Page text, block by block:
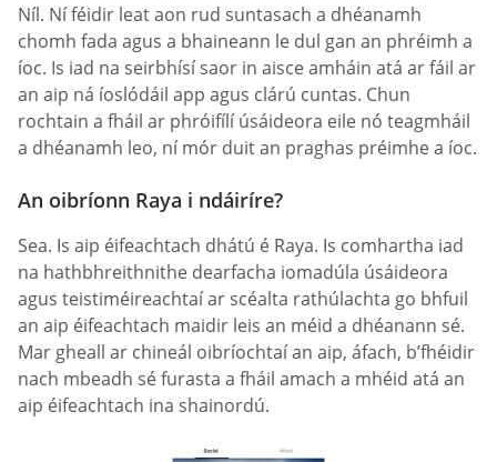
Níl. Ní féidir leat aon rud suntasach a dhéanamh
chomh fada agus a bhaineann le dul gan an phréimh a
íoc. Is iad na seirbhísí saor in aisce amháin atá ar fáil ar
an aip ná íoslódáil app agus clárú cuntas. Chun
rochtain a fháil ar phróifílí úsáideora eile nó teagmháil
a dhéanamh leo, ní mór duit an praghas préimhe a íoc.
An oibríonn Raya i ndáiríre?
Sea. Is aip éifeachtach dhátú é Raya. Is comhartha iad
na hathbhreithnithe dearfacha iomadúla úsáideora
agus teistiméireachtaí ar scéalta rathúlachta go bhfuil
an aip éifeachtach maidir leis an méid a dhéanann sé.
Mar gheall ar chineál oibríochtaí an aip, áfach, b’fhéidir
nach mbeadh sé furasta a fháil amach a mhéid atá an
aip éifeachtach ina shainordú.